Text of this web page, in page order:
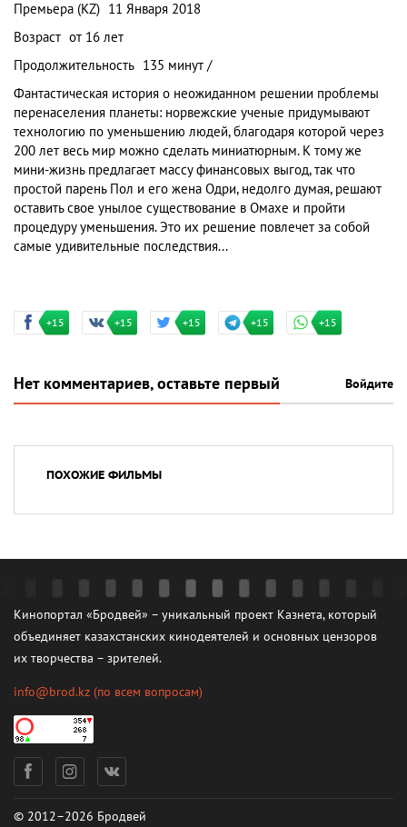
Премьера (KZ) 11 Января 2018
Возраст от 16 лет
Продолжительность 135 минут /
Фантастическая история о неожиданном решении проблемы
перенаселения планеты: норвежские ученые придумывают
технологию по уменьшению людей, благодаря которой через
200 лет весь мир можно сделать миниатюрным. К тому же
мини-жизнь предлагает массу финансовых выгод, так что
простой парень Пол и его жена Одри, недолго думая, решают
оставить свое унылое существование в Омахе и пройти
процедуру уменьшения. Это их решение повлечет за собой
самые удивительные последствия...
+15 +15 +15 +15 +15
Нет комментариев, оставьте первый Войдите
ПОХОЖИЕ ФИЛЬМЫ
Кинопортал «Бродвей» – уникальный проект Казнета, который
объединяет казахстанских кинодеятелей и основных цензоров
их творчества – зрителей.
info@brod.kz (по всем вопросам)
© 2012–2026 Бродвей